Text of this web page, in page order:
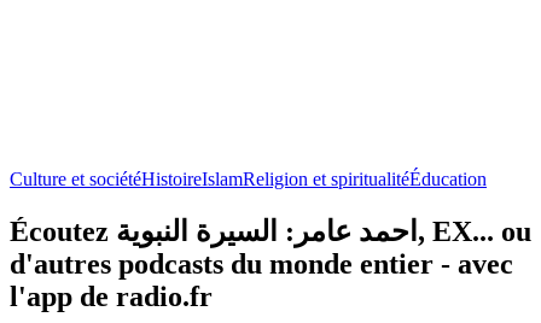
Culture et sociétéHistoireIslamReligion et spiritualitéÉducation
Écoutez احمد عامر: السيرة النبوية, EX... ou
d'autres podcasts du monde entier - avec
l'app de radio.fr